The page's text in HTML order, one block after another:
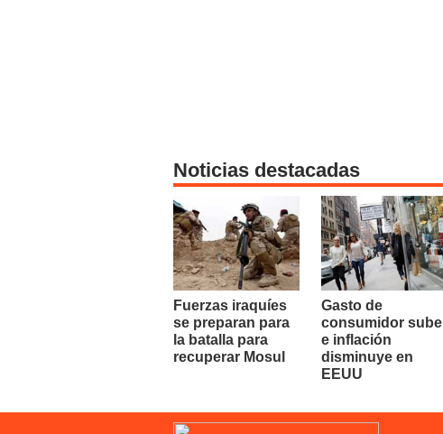
Noticias destacadas
Fuerzas iraquíes
se preparan para
la batalla para
recuperar Mosul
Gasto de
consumidor sube
e inflación
disminuye en
EEUU